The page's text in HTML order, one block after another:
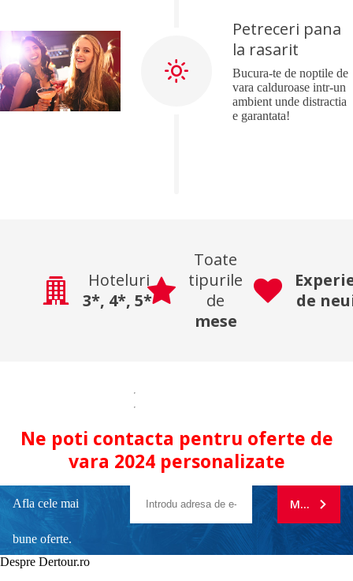
Petreceri pana
la rasarit
Bucura-te de noptile de
vara calduroase intr-un
ambient unde distractia
e garantata!
Hoteluri
3*, 4*, 5*
Toate
tipurile
de
mese
de
Ne poti contacta pentru oferte de
vara 2024 personalizate
Afla cele mai
bune oferte.
MA
Despre Dertour.ro